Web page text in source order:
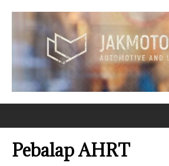
Pebalap AHRT